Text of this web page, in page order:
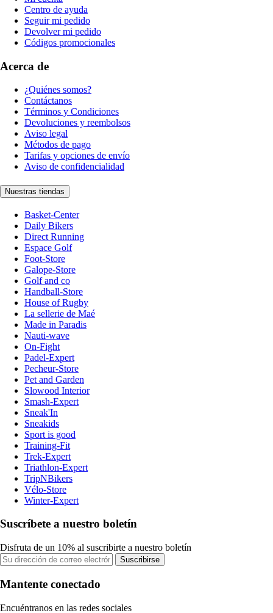
Centro de ayuda
Seguir mi pedido
Devolver mi pedido
Códigos promocionales
Acerca de
¿Quiénes somos?
Contáctanos
Términos y Condiciones
Devoluciones y reembolsos
Aviso legal
Métodos de pago
Tarifas y opciones de envío
Aviso de confidencialidad
Nuestras tiendas
Basket-Center
Daily Bikers
Direct Running
Espace Golf
Foot-Store
Galope-Store
Golf and co
Handball-Store
House of Rugby
La sellerie de Maé
Made in Paradis
Nauti-wave
On-Fight
Padel-Expert
Pecheur-Store
Pet and Garden
Slowood Interior
Smash-Expert
Sneak'In
Sneakids
Sport is good
Training-Fit
Trek-Expert
Triathlon-Expert
TripNBikers
Vélo-Store
Winter-Expert
Suscríbete a nuestro boletín
Disfruta de un 10% al suscribirte a nuestro boletín
Suscribirse
Mantente conectado
Encuéntranos en las redes sociales